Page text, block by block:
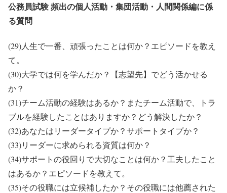
公務員試験 頻出の個人活動・集団活動・人間関係編に係
る質問
(29)人生で一番、頑張ったことは何か？エピソードを教え
て。
(30)大学では何を学んだか？【志望先】でどう活かせる
か？
(31)チーム活動の経験はあるか？またチーム活動で、トラ
ブルを経験したことはありますか？どう解決したか？
(32)あなたはリーダータイプか？サポートタイプか？
(33)リーダーに求められる資質は何か？
(34)サポートの役回りで大切なことは何か？工夫したこと
はあるか？エピソードを教えて。
(35)その役職には立候補したか？その役職には他薦された